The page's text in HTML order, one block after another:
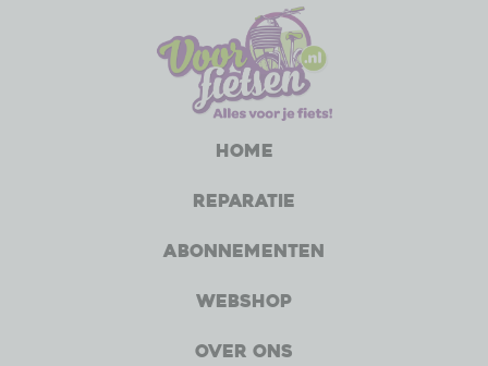
Home
Reparatie
Abonnementen
Webshop
Over ons